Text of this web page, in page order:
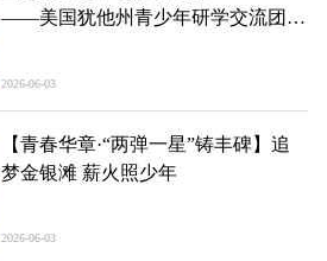
——美国犹他州青少年研学交流团访
2026-06-03
【青春华章·“两弹一星”铸丰碑】追
梦金银滩 薪火照少年
2026-06-03